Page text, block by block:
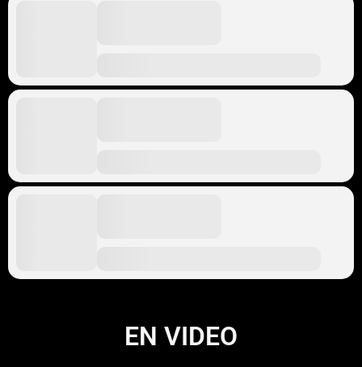
EN VIDEO